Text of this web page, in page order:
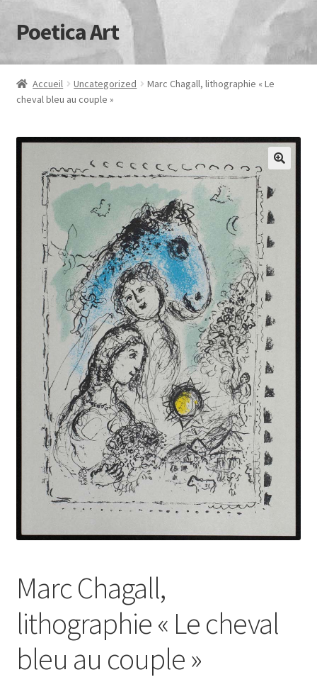
Aller
à
la
navigation
Aller
au
contenu
Poetica Art
Accueil Uncategorized
Marc Chagall, lithographie « Le
cheval bleu au couple »
Marc Chagall,
lithographie « Le cheval
bleu au couple »